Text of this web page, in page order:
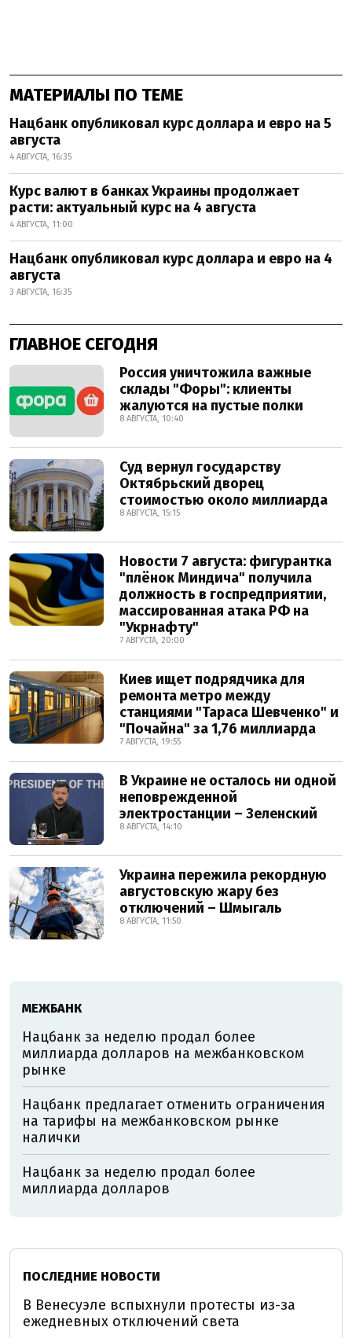
МАТЕРИАЛЫ ПО ТЕМЕ
Нацбанк опубликовал курс доллара и евро на 5
августа
4 АВГУСТА, 16:35
Курс валют в банках Украины продолжает
расти: актуальный курс на 4 августа
4 АВГУСТА, 11:00
Нацбанк опубликовал курс доллара и евро на 4
августа
3 АВГУСТА, 16:35
ГЛАВНОЕ СЕГОДНЯ
Россия уничтожила важные
склады "Форы": клиенты
жалуются на пустые полки
8 АВГУСТА, 10:40
Суд вернул государству
Октябрьский дворец
стоимостью около миллиарда
8 АВГУСТА, 15:15
Новости 7 августа: фигурантка
"плёнок Миндича" получила
должность в госпредприятии,
массированная атака РФ на
"Укрнафту"
7 АВГУСТА, 20:00
Киев ищет подрядчика для
ремонта метро между
станциями "Тараса Шевченко" и
"Почайна" за 1,76 миллиарда
7 АВГУСТА, 19:55
В Украине не осталось ни одной
неповрежденной
электростанции – Зеленский
8 АВГУСТА, 14:10
Украина пережила рекордную
августовскую жару без
отключений – Шмыгаль
8 АВГУСТА, 11:50
МЕЖБАНК
Нацбанк за неделю продал более
миллиарда долларов на межбанковском
рынке
Нацбанк предлагает отменить ограничения
на тарифы на межбанковском рынке
налички
Нацбанк за неделю продал более
миллиарда долларов
ПОСЛЕДНИЕ НОВОСТИ
В Венесуэле вспыхнули протесты из-за
ежедневных отключений света